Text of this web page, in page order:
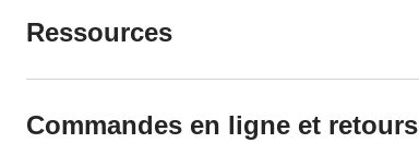
Ressources
Commandes en ligne et retours